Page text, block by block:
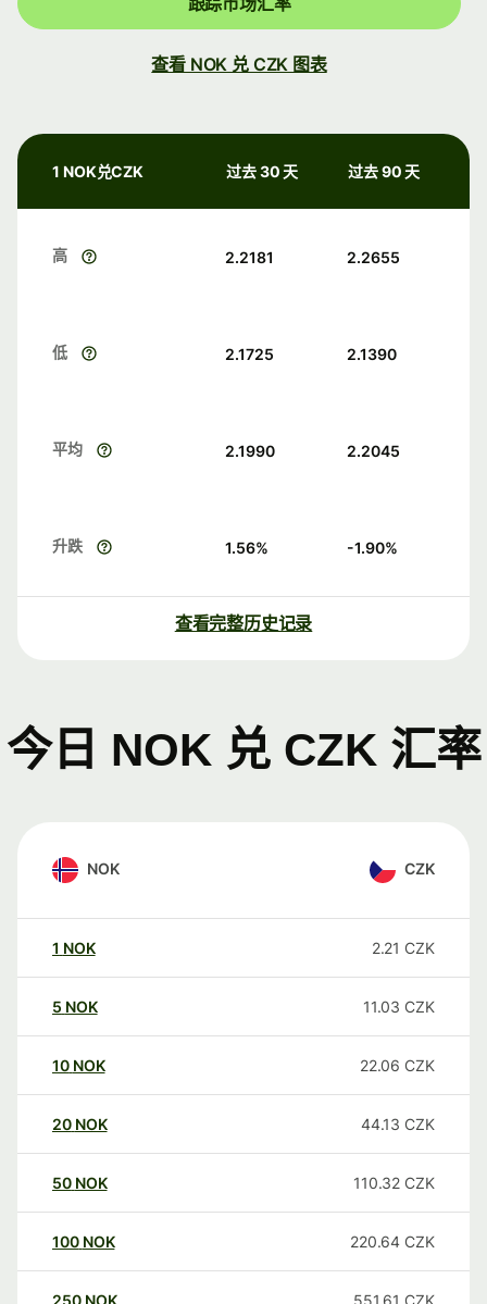
查看 NOK 兑 CZK 图表
1 NOK兑CZK 过去 30 天 过去 90 天
高 2.2181 2.2655
低 2.1725 2.1390
平均 2.1990 2.2045
升跌 1.56% -1.90%
查看完整历史记录
今日 NOK 兑 CZK 汇率
NOK CZK
1 NOK 2.21 CZK
5 NOK 11.03 CZK
10 NOK 22.06 CZK
20 NOK 44.13 CZK
50 NOK 110.32 CZK
100 NOK 220.64 CZK